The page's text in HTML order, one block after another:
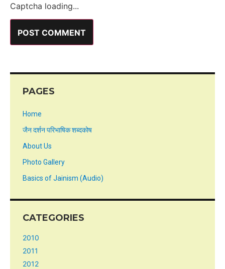
Captcha loading...
PAGES
Home
जैन दर्शन परिभाषिक शब्दकोष
About Us
Photo Gallery
Basics of Jainism (Audio)
CATEGORIES
2010
2011
2012